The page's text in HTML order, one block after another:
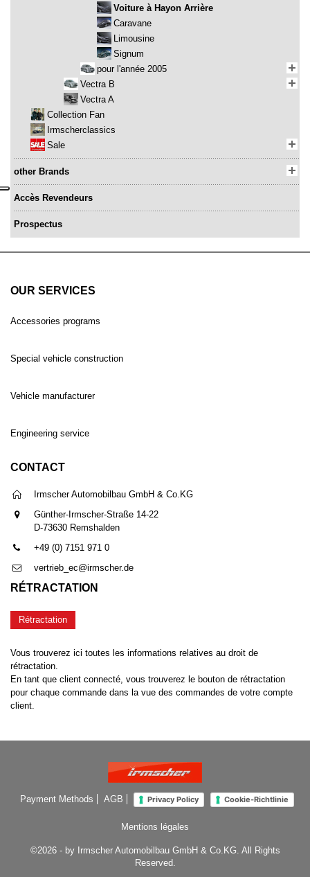
Voiture à Hayon Arrière
Caravane
Limousine
Signum
pour l'année 2005
Vectra B
Vectra A
Collection Fan
Irmscherclassics
Sale
other Brands
Accès Revendeurs
Prospectus
OUR SERVICES
Accessories programs
Special vehicle construction
Vehicle manufacturer
Engineering service
CONTACT
Irmscher Automobilbau GmbH & Co.KG
Günther-Irmscher-Straße 14-22
D-73630 Remshalden
+49 (0) 7151 971 0
vertrieb_ec@irmscher.de
RÉTRACTATION
Rétractation
Vous trouverez ici toutes les informations relatives au droit de
rétractation.
En tant que client connecté, vous trouverez le bouton de rétractation
pour chaque commande dans la vue des commandes de votre compte
client.
Payment Methods AGB Privacy Policy Cookie-Richtlinie
Mentions légales
©2026 - by Irmscher Automobilbau GmbH & Co.KG. All Rights
Reserved.